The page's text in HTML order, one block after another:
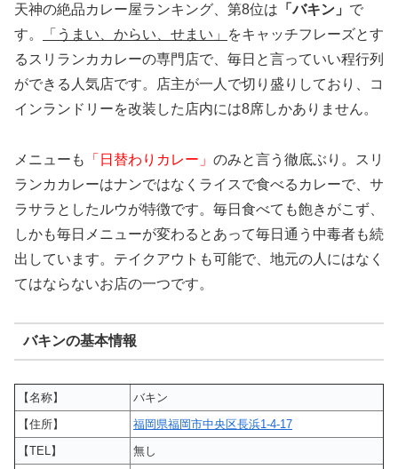
天神の絶品カレー屋ランキング、第8位は 「バキン」 で
す。
「うまい、からい、せまい」
をキャッチフレーズとす
るスリランカカレーの専門店で、毎日と言っていい程行列
ができる人気店です。店主が一人で切り盛りしており、コ
インランドリーを改装した店内には8席しかありません。
メニューも 「日替わりカレー」 のみと言う徹底ぶり。スリ
ランカカレーはナンではなくライスで食べるカレーで、サ
ラサラとしたルウが特徴です。毎日食べても飽きがこず、
しかも毎日メニューが変わるとあって毎日通う中毒者も続
出しています。テイクアウトも可能で、地元の人にはなく
てはならないお店の一つです。
バキンの基本情報
【名称】
バキン
【住所】
福岡県福岡市中央区長浜1-4-17
【TEL】
無し